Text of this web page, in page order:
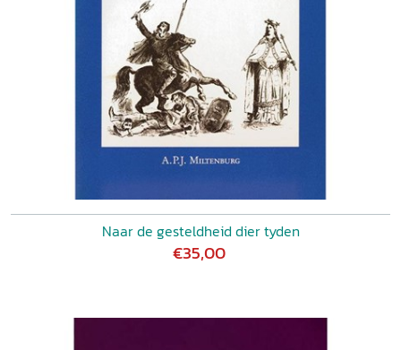
Naar de gesteldheid dier tyden
€35,00